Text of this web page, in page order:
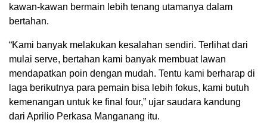
kawan-kawan bermain lebih tenang utamanya dalam
bertahan.
“Kami banyak melakukan kesalahan sendiri. Terlihat dari
mulai serve, bertahan kami banyak membuat lawan
mendapatkan poin dengan mudah. Tentu kami berharap di
laga berikutnya para pemain bisa lebih fokus, kami butuh
kemenangan untuk ke final four,” ujar saudara kandung
dari Aprilio Perkasa Manganang itu.